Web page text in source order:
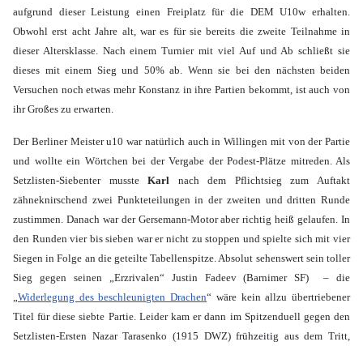
aufgrund dieser Leistung einen Freiplatz für die DEM U10w erhalten.
Obwohl erst acht Jahre alt, war es für sie bereits die zweite Teilnahme in
dieser Altersklasse. Nach einem Turnier mit viel Auf und Ab schließt sie
dieses mit einem Sieg und 50% ab. Wenn sie bei den nächsten beiden
Versuchen noch etwas mehr Konstanz in ihre Partien bekommt, ist auch von
ihr Großes zu erwarten.
Der Berliner Meister u10 war natürlich auch in Willingen mit von der Partie
und wollte ein Wörtchen bei der Vergabe der Podest-Plätze mitreden. Als
Setzlisten-Siebenter mussteKarl nach dem Pflichtsieg zum Auftakt
zähneknirschend zwei Punkteteilungen in der zweiten und dritten Runde
zustimmen. Danach war der Gersemann-Motor aber richtig heiß gelaufen. In
den Runden vier bis sieben war er nicht zu stoppen und spielte sich mit vier
Siegen in Folge an die geteilte Tabellenspitze. Absolut sehenswert sein toller
Sieg gegen seinen „Erzrivalen“ Justin Fadeev (Barnimer SF) – die
„Widerlegung des beschleunigten Drachen“ wäre kein allzu übertriebener
Titel für diese siebte Partie. Leider kam er dann im Spitzenduell gegen den
Setzlisten-Ersten Nazar Tarasenko (1915 DWZ) frühzeitig aus dem Tritt,